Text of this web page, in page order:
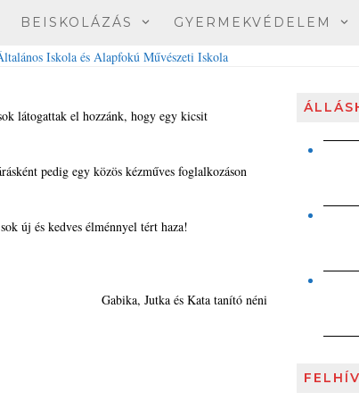
BEISKOLÁZÁS GYERMEKVÉDELEM
látogattak el hozzánk, hogy egy kicsit
pedig egy közös kézműves foglalkozáson
új és kedves élménnyel tért haza!
Gabika, Jutka és Kata tanító néni